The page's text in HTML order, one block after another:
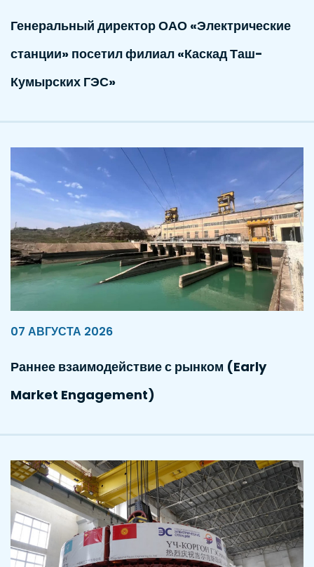
Генеральный директор ОАО «Электрические
станции» посетил филиал «Каскад Таш-
Кумырских ГЭС»
07 АВГУСТА 2026
Раннее взаимодействие с рынком (Early
Market Engagement)